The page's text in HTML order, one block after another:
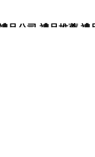
公司,禮品推薦,禮
網站。